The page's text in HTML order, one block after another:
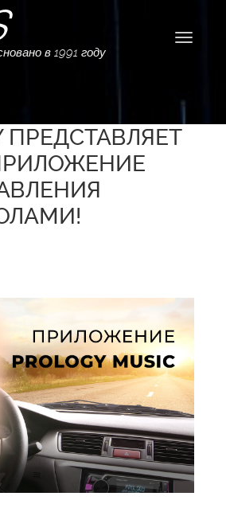
в 1991 году
ПРЕДСТАВЛЯЕТ